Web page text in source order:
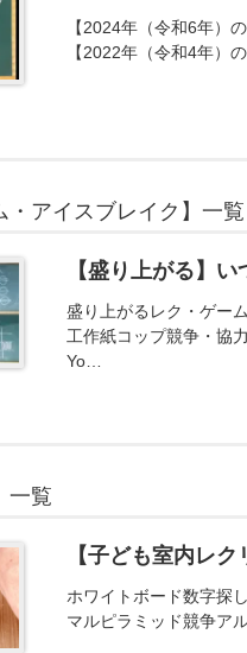
【2024年（令和6年）
【2022年（令和4年）
・アイスブレイク】一覧
【盛り上がる】
盛り上がるレク・ゲー
工作紙コップ競争・協
Yo…
一覧
【子ども室内レ
ホワイトボード数字探
マルピラミッド競争ア